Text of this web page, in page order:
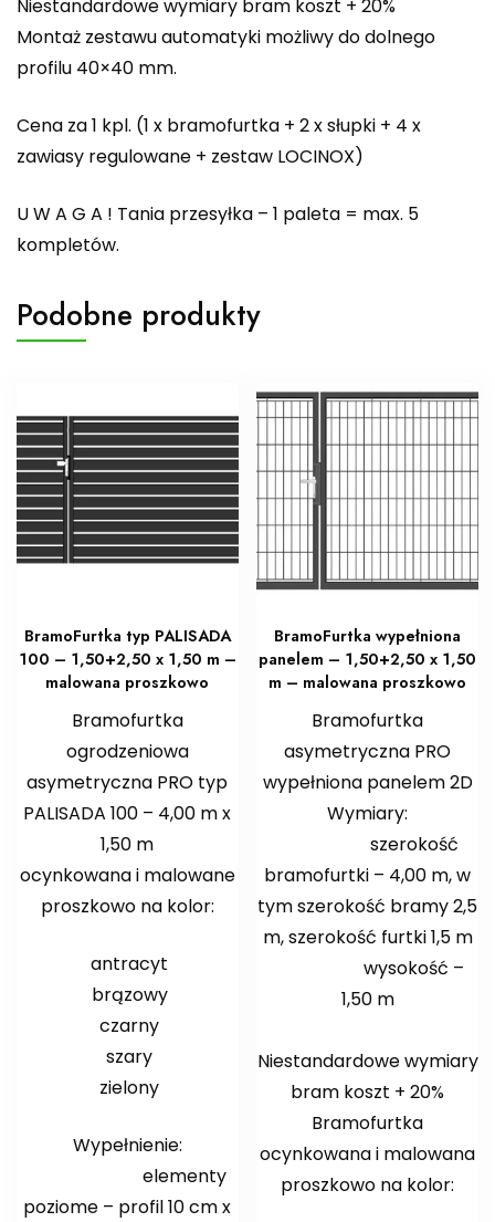
Niestandardowe wymiary bram koszt + 20%
Montaż zestawu automatyki możliwy do dolnego
profilu 40×40 mm.
Cena za 1 kpl. (1 x bramofurtka + 2 x słupki + 4 x
zawiasy regulowane + zestaw LOCINOX)
U W A G A ! Tania przesyłka – 1 paleta = max. 5
kompletów.
Podobne produkty
BramoFurtka typ PALISADA
100 – 1,50+2,50 x 1,50 m –
malowana proszkowo
Bramofurtka
ogrodzeniowa
asymetryczna PRO typ
PALISADA 100 – 4,00 m x
1,50 m
ocynkowana i malowane
proszkowo na kolor:
antracyt
brązowy
czarny
szary
zielony
Wypełnienie:
elementy
poziome – profil 10 cm x
BramoFurtka wypełniona
panelem – 1,50+2,50 x 1,50
m – malowana proszkowo
Bramofurtka
asymetryczna PRO
wypełniona panelem 2D
Wymiary:
szerokość
bramofurtki – 4,00 m, w
tym szerokość bramy 2,5
m, szerokość furtki 1,5 m
wysokość –
1,50 m
Niestandardowe wymiary
bram koszt + 20%
Bramofurtka
ocynkowana i malowana
proszkowo na kolor: